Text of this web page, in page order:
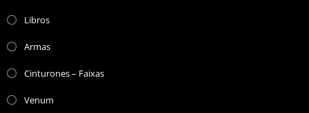
Libros
Armas
Cinturones – Faixas
Venum